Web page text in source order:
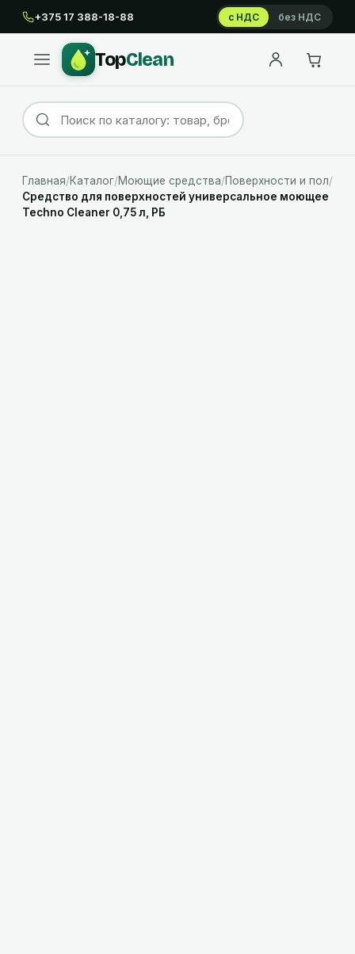
+375 17 388-18-88 с НДС без НДС
TopClean
Главная/Каталог/Моющие средства/Поверхности и пол/
Средство для поверхностей универсальное моющее
Techno Cleaner 0,75 л, РБ